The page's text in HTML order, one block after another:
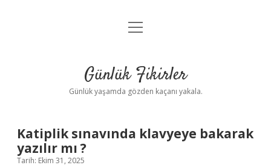
Anasayfa
Yasal Uyarı
menüyü
Günlük Fikirler
Günlük yaşamda gözden kaçanı yakala.
Katiplik sınavında klavyeye bakarak
yazılır mı ?
Tarih: Ekim 31, 2025